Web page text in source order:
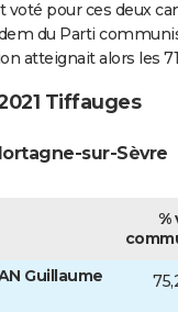
pour ces deux
du Parti
atteignait alors les
Tiffauges
sur-Sèvre
%
Guillaume